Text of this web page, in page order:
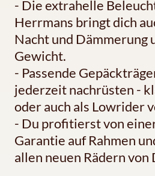
- Die extrahelle
Herrmans bringt dich
Nacht und Dämmerung
Gewicht.
- Passende
jederzeit nachrüsten -
oder auch als Lowrider
- Du profitierst von
Garantie auf Rahmen
allen neuen Rädern von